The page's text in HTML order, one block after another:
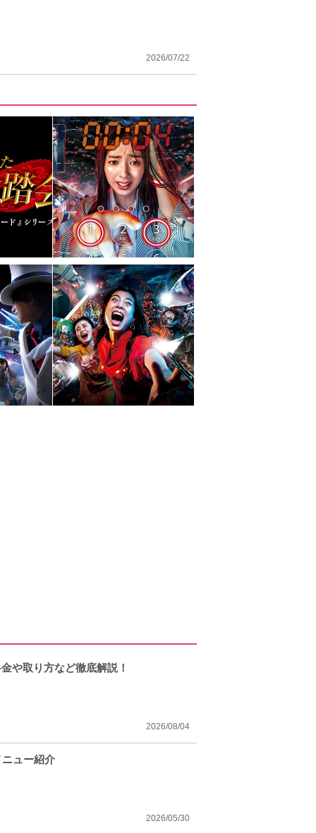
2026/07/22
や取り方など徹底解説！
2026/08/04
ュー紹介
2026/05/30